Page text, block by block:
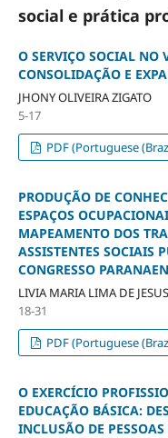
social e prática
O SERVIÇO SOCIAL NO
CONSOLIDAÇÃO E
JHONY OLIVEIRA ZIGATO
5-17
PDF (Portuguese
PRODUÇÃO DE
ESPAÇOS
MAPEAMENTO DOS
ASSISTENTES SOCIAIS
CONGRESSO
LIVIA MARIA LIMA DE JESUS
18-31
PDF (Portuguese
O EXERCÍCIO
EDUCAÇÃO BÁSICA:
INCLUSÃO DE